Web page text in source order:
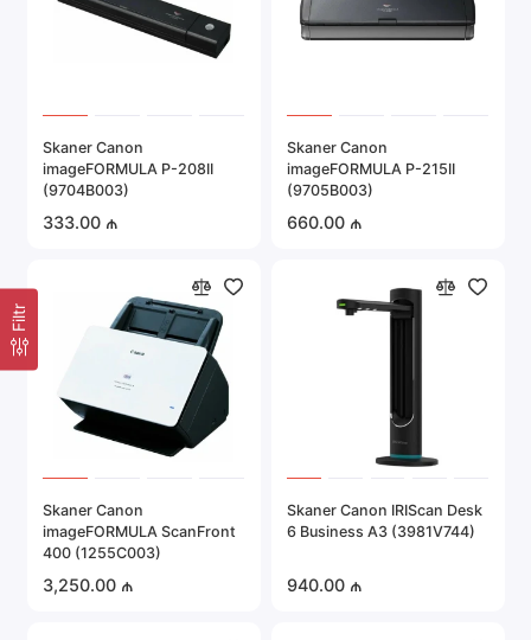
Filtr
Detallaşdırma materialları maksimum
keyfiyyətlə rəqəmsallaşdırmağa imkan
Asan nəzarət və avtomatik funksiyalar
(crop, align, remove background).
Kompaktlıq:
Bir çox modellər kiçik ölçüdədir, ev və ofis
Asan saxlanılması və giriş üçün bulud
xidmətlərinə asan məlumat transferi.
Yekun
Skanerlər sənədlər və şəkillərlə işləmək üçün zəruri
vasitədir. İstər professional şəkil redaktəsi,
sənədlərin rəqəmsallaşdırılması, istərsə də ailə
arxivinin qorunması ilə məşğul olsanız da, hər zaman
ehtiyaclarınıza mükəmməl uyğun bir model
tapacaqsınız.
Skaner Canon
imageFORMULA P-208II
(9704B003)
333.00 ₼
Skaner Canon
imageFORMULA P-215II
(9705B003)
660.00 ₼
Skaner Canon
imageFORMULA ScanFront
400 (1255C003)
3,250.00 ₼
Skaner Canon IRIScan Desk
6 Business A3 (3981V744)
940.00 ₼